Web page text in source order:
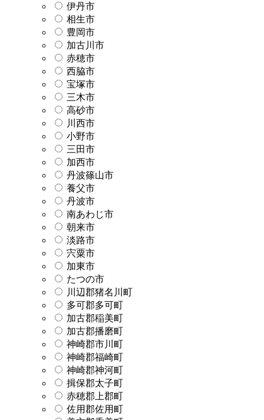
伊丹市
相生市
豊岡市
加古川市
赤穂市
西脇市
宝塚市
三木市
高砂市
川西市
小野市
三田市
加西市
丹波篠山市
養父市
丹波市
南あわじ市
朝来市
淡路市
宍粟市
加東市
たつの市
川辺郡猪名川町
多可郡多可町
加古郡稲美町
加古郡播磨町
神崎郡市川町
神崎郡福崎町
神崎郡神河町
揖保郡太子町
赤穂郡上郡町
佐用郡佐用町